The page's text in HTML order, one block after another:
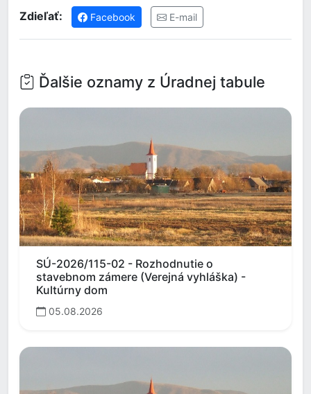
Zdieľať: Facebook E-mail
Ďalšie oznamy z Úradnej tabule
SÚ-2026/115-02 - Rozhodnutie o
stavebnom zámere (Verejná vyhláška) -
Kultúrny dom
05.08.2026